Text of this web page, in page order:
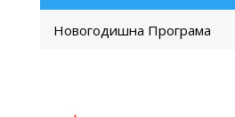
Новогодишна Програма